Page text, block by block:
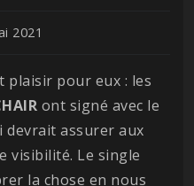
2021
plaisir pour eux : les
ont signé avec le
devrait assurer aux
visibilité. Le single
la chose en nous